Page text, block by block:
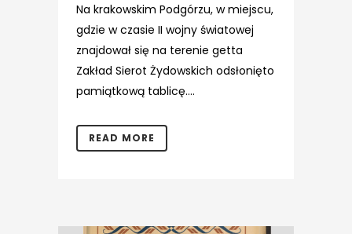
Na krakowskim Podgórzu, w miejscu,
gdzie w czasie II wojny światowej
znajdował się na terenie getta
Zakład Sierot Żydowskich odsłonięto
pamiątkową tablicę....
READ MORE